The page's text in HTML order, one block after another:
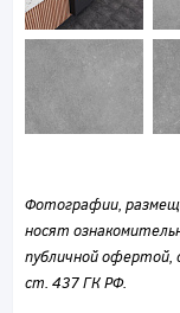
Фотографии,
носят
публичной офертой,
ст. 437 ГК РФ.